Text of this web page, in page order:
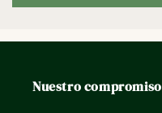
Nuestro compromiso